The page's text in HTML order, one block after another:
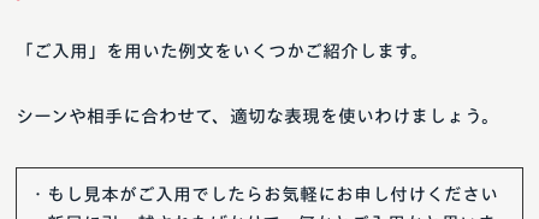
「ご入用」を用いた例文をいくつかご紹介します。
シーンや相手に合わせて、適切な表現を使いわけましょう。
・もし見本がご入用でしたらお気軽にお申し付けください